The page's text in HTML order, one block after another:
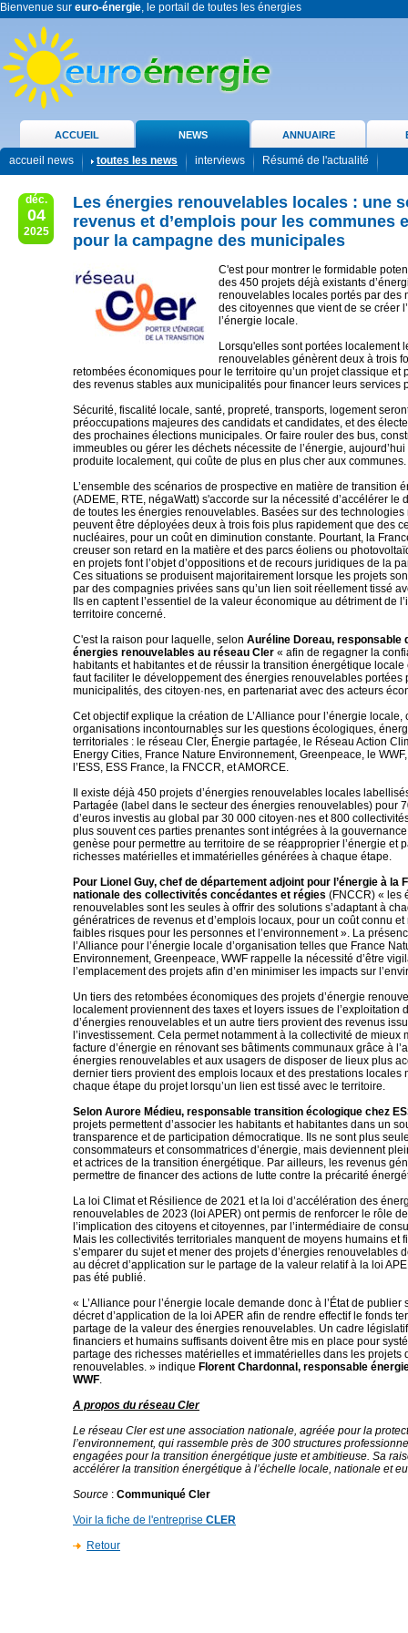
Bienvenue sur euro-énergie, le portail de toutes les énergies
ACCUEIL NEWS ANNUAIRE
accueil news toutes les news interviews Résumé de l'actualité
déc.
04
2025
Les énergies renouvelables locales : une
revenus et d’emplois pour les communes
pour la campagne des municipales
C'est pour montrer le formidable
des 450 projets déjà existants
renouvelables locales portés par des
des citoyennes que vient de se créer
l’énergie locale.
Lorsqu'elles sont portées localement
renouvelables génèrent deux à trois
retombées économiques pour le territoire qu’un projet classique et
des revenus stables aux municipalités pour financer leurs services
Sécurité, fiscalité locale, santé, propreté, transports, logement
préoccupations majeures des candidats et candidates, et des
des prochaines élections municipales. Or faire rouler des bus,
immeubles ou gérer les déchets nécessite de l’énergie,
produite localement, qui coûte de plus en plus cher aux communes.
L’ensemble des scénarios de prospective en matière de transition
(ADEME, RTE, négaWatt) s'accorde sur la nécessité d’accélérer le
de toutes les énergies renouvelables. Basées sur des technologies
peuvent être déployées deux à trois fois plus rapidement que des
nucléaires, pour un coût en diminution constante. Pourtant, la
creuser son retard en la matière et des parcs éoliens ou
en projets font l’objet d’oppositions et de recours juridiques de la
Ces situations se produisent majoritairement lorsque les projets
par des compagnies privées sans qu’un lien soit réellement tissé
Ils en captent l’essentiel de la valeur économique au détriment de
territoire concerné.
C'est la raison pour laquelle, selon Auréline Doreau, responsable
énergies renouvelables au réseau Cler « afin de regagner la
habitants et habitantes et de réussir la transition énergétique locale
faut faciliter le développement des énergies renouvelables portées
municipalités, des citoyen·nes, en partenariat avec des acteurs
Cet objectif explique la création de L’Alliance pour l’énergie locale,
organisations incontournables sur les questions écologiques,
territoriales : le réseau Cler, Énergie partagée, le Réseau Action
Energy Cities, France Nature Environnement, Greenpeace, le
l’ESS, ESS France, la FNCCR, et AMORCE.
Il existe déjà 450 projets d’énergies renouvelables locales
Partagée (label dans le secteur des énergies renouvelables) pour
d’euros investis au global par 30 000 citoyen·nes et 800
plus souvent ces parties prenantes sont intégrées à la
genèse pour permettre au territoire de se réapproprier l’énergie et
richesses matérielles et immatérielles générées à chaque étape.
Pour Lionel Guy, chef de département adjoint pour l’énergie à la
nationale des collectivités concédantes et régies (FNCCR) « les
renouvelables sont les seules à offrir des solutions s’adaptant à
génératrices de revenus et d’emplois locaux, pour un coût connu
faibles risques pour les personnes et l’environnement ». La
l’Alliance pour l’énergie locale d’organisation telles que France
Environnement, Greenpeace, WWF rappelle la nécessité d’être
l’emplacement des projets afin d’en minimiser les impacts sur
Un tiers des retombées économiques des projets d’énergie
localement proviennent des taxes et loyers issues de l’exploitation
d’énergies renouvelables et un autre tiers provient des revenus
l’investissement. Cela permet notamment à la collectivité de mieux
facture d’énergie en rénovant ses bâtiments communaux grâce à
énergies renouvelables et aux usagers de disposer de lieux plus
dernier tiers provient des emplois locaux et des prestations locales
chaque étape du projet lorsqu’un lien est tissé avec le territoire.
Selon Aurore Médieu, responsable transition écologique chez
projets permettent d’associer les habitants et habitantes dans un
transparence et de participation démocratique. Ils ne sont plus
consommateurs et consommatrices d’énergie, mais deviennent
et actrices de la transition énergétique. Par ailleurs, les revenus
permettre de financer des actions de lutte contre la précarité
La loi Climat et Résilience de 2021 et la loi d’accélération des
renouvelables de 2023 (loi APER) ont permis de renforcer le rôle
l’implication des citoyens et citoyennes, par l’intermédiaire de
Mais les collectivités territoriales manquent de moyens humains et
s’emparer du sujet et mener des projets d’énergies renouvelables
au décret d’application sur le partage de la valeur relatif à la loi
pas été publié.
« L’Alliance pour l’énergie locale demande donc à l’État de publier
décret d’application de la loi APER afin de rendre effectif le fonds
partage de la valeur des énergies renouvelables. Un cadre
financiers et humains suffisants doivent être mis en place pour
partage des richesses matérielles et immatérielles dans les projets
renouvelables. » indique Florent Chardonnal, responsable
WWF.
A propos du réseau Cler
Le réseau Cler est une association nationale, agréée pour la
l’environnement, qui rassemble près de 300 structures
engagées pour la transition énergétique juste et ambitieuse. Sa
accélérer la transition énergétique à l’échelle locale, nationale et
Source : Communiqué Cler
Voir la fiche de l'entreprise CLER
Retour